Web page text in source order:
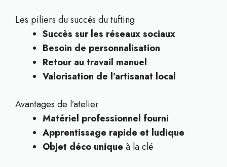
Les piliers du succès du tufting
Succès sur les réseaux sociaux
Besoin de personnalisation
Retour au travail manuel
Valorisation de l’artisanat local
Avantages de l’atelier
Matériel professionnel fourni
Apprentissage rapide et ludique
Objet déco unique à la clé